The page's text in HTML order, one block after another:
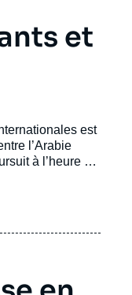
et
est
l’Arabie
à l’heure de
frais de cette